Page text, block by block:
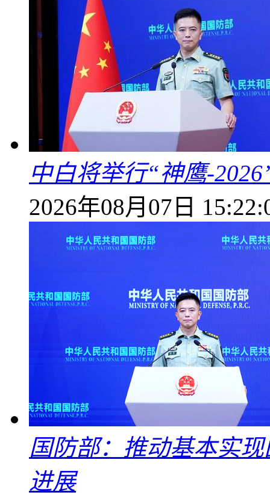
中白将举行“神鹰-
2026年08月07日
国防部：推动基本实
进展